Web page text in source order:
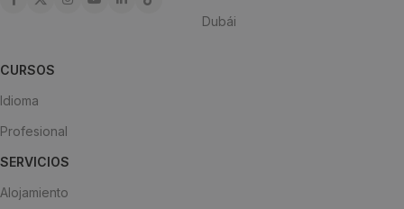
Dubái
CURSOS
Idioma
Profesional
SERVICIOS
Alojamiento